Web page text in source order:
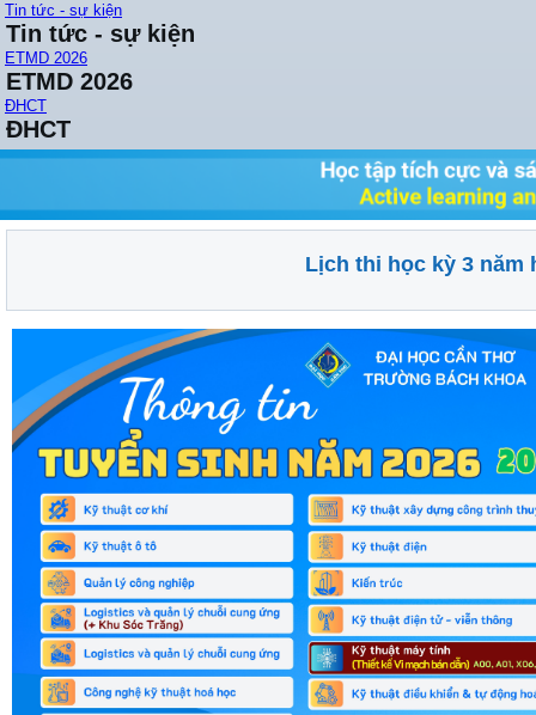
Tin tức - sự kiện
Tin tức - sự kiện
ETMD 2026
ETMD 2026
ĐHCT
ĐHCT
Lịch thi học kỳ 3 năm